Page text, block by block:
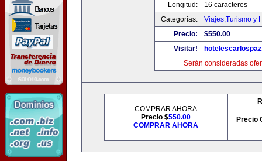
Longitud:
16 caracteres
Categorias:
Viajes,Turismo y
Precio:
$550.00
Visitar!
Serán consideradas
COMPRAR AHORA
Precio $550.00
COMPRAR AHORA
Precio